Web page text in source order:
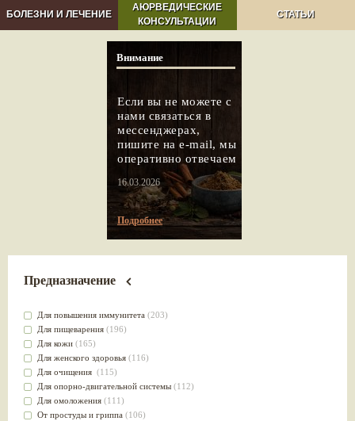
БОЛЕЗНИ И ЛЕЧЕНИЕ
АЮРВЕДИЧЕСКИЕ
КОНСУЛЬТАЦИИ
СТАТЬИ
Внимание
Если вы не можете с
нами связаться в
мессенджерах,
пишите на e-mail, мы
оперативно отвечаем
16.03.2026
Подробнее
Предназначение
Для повышения иммунитета (203)
Для пищеварения (196)
Для кожи (165)
Для женского здоровья (116)
Для очищения (115)
Для опорно-двигательной системы (112)
Для омоложения (111)
От простуды и гриппа (106)